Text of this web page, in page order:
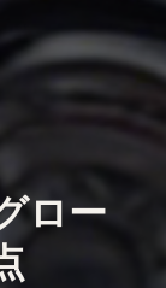
ロー